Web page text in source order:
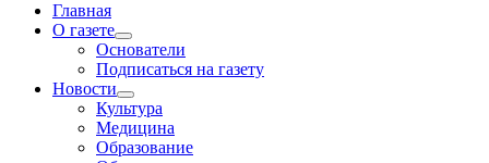
Главная
О газете
Основатели
Подписаться на газету
Новости
Культура
Медицина
Образование